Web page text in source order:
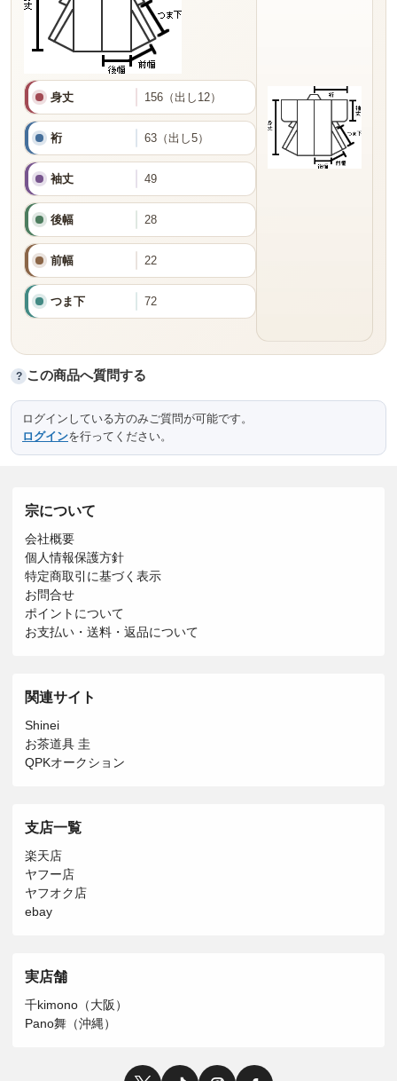
身丈 156（出し12）
裄 63（出し5）
袖丈 49
後幅 28
前幅 22
つま下 72
? この商品へ質問する
ログインしている方のみご質問が可能です。
ログインを行ってください。
宗について
会社概要
個人情報保護方針
特定商取引に基づく表示
お問合せ
ポイントについて
お支払い・送料・返品について
関連サイト
Shinei
お茶道具 圭
QPKオークション
支店一覧
楽天店
ヤフー店
ヤフオク店
ebay
実店舗
千kimono（大阪）
Pano舞（沖縄）